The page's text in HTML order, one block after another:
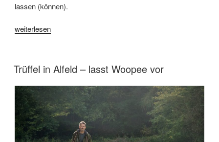
lassen (können).
„Der
naturnahen
Gartens
2024“
weiterlesen
VERÖFFENTLICHT
AM
Trüffel in Alfeld – lasst Woopee vor